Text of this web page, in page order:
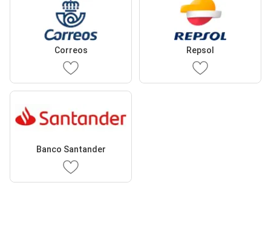
Correos Repsol
Banco Santander